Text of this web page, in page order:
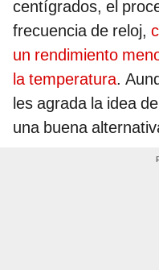
centígrados, el
frecuencia de reloj,
un rendimiento
la temperatura.
les agrada la idea
una buena